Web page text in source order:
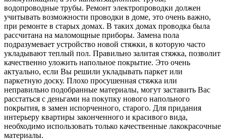
водопроводные трубы. Ремонт электропроводки должен
учитывать возможности проводки в доме, это очень важно,
при ремонте в старых домах. В таких домах проводка была
рассчитана на маломощные приборы. Замена пола
подразумевает устройство новой стяжки, в которую часто
укладывают теплый пол. Правильно залитая стяжка, позволит
качественно уложить напольное покрытие. Это очень
актуально, если Вы решили укладывать паркет или
паркетную доску. Плохо просушенная стяжка или
неправильно подобранные материалы, могут заставить Вас
расстаться с деньгами на покупку нового напольного
покрытия, в замен испорченного, старого. Для придания
интерьеру квартиры законченного и красивого вида,
необходимо использовать только качественные лакокрасочные
материалы.